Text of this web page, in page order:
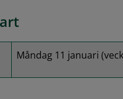
Måndag 11 januari